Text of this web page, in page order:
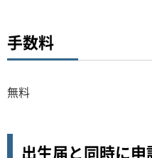
手数料
無料
出生届と同時に